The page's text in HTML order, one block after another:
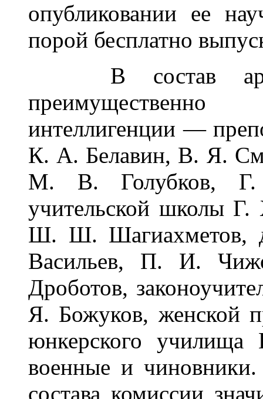
опубликовании ее
порой бесплатно
В состав
преимущественно
интеллигенции —
К. А. Белавин, В. Я.
М. В. Голубков, Г.
учительской школы
Ш. Ш. Шагиахметов,
Васильев, П. И.
Дроботов,
Я. Божуков, женской
юнкерского
военные и
состава комиссии